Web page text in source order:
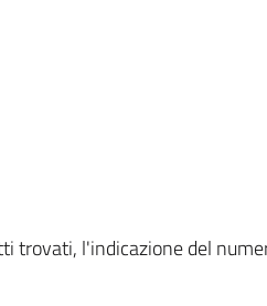
trovati, l'indicazione del